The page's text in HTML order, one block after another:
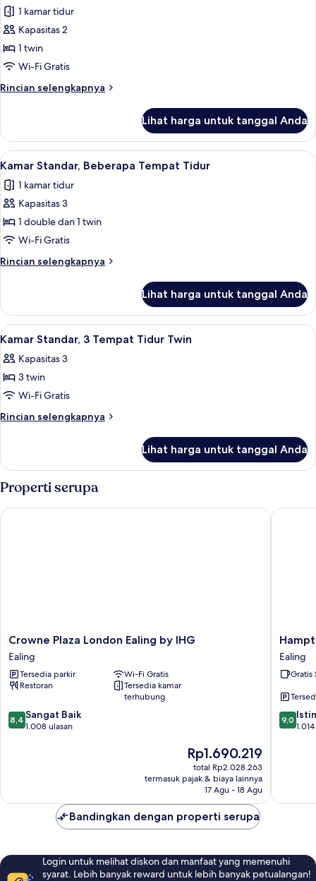
Twin
untuk
Kamar
Premium
1 kamar tidur
Kapasitas 2
1 twin
Wi-Fi Gratis
Rincian selengkapnya
Rincian
Kamar
Premium
Lihat harga untuk tanggal Anda
Lihat
semua
foto
untuk
Kamar
Standar,
Beberapa
Tempat
Kamar Standar, Beberapa Tempat
3
Kamar Standar, Beberapa Tempat Tidur
1 kamar tidur
Kapasitas 3
1 double dan 1 twin
Wi-Fi Gratis
Rincian selengkapnya
Rincian
Kamar
Standar,
Beberapa
Tidur
Lihat harga untuk tanggal Anda
Lihat
semua
foto
untuk
Kamar
Standar,
Tidur
Brankas, meja kerja, ruang kerja
1
Kamar Standar, 3 Tempat Tidur Twin
Kapasitas 3
3 twin
Wi-Fi Gratis
Rincian selengkapnya
Rincian
Kamar
Standar,
3
Tempat
Tidur
Lihat harga untuk tanggal Anda
Properti serupa
Crowne
Plaza
London
Ealing
by
Ealing
Crowne Plaza London Ealing by IHG
Ealing
Tersedia parkir
Wi-Fi Gratis
Restoran
Tersedia kamar
terhubung
8.4
dari
8,4 Sangat Baik
1.008 ulasan
Harga
sekarang
Rp1.690.219
Rp1.690.219
total Rp2.028.263
termasuk pajak & biaya lainnya
17 Agu - 18 Agu
Crowne Plaza London Ealing by IHG
by
Hilton
London
Royal
Ealing
Ealing
Gratis
9.0
dari
9,0
Bandingkan dengan properti serupa
Login untuk melihat diskon dan manfaat yang memenuhi
syarat. Lebih banyak reward untuk lebih banyak petualangan!